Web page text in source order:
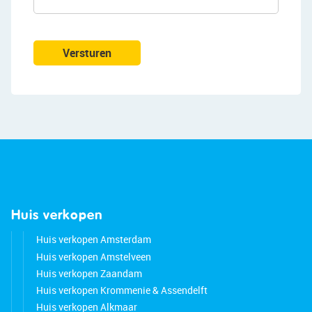
layout with a peaceful setting and unobstructed
Since 2021, the property has been thoroughly
• Plot size 137 m²
• Fully renovated since 2021
• Extension and double dormer
• 4 bedrooms
Versturen
Huis verkopen
Huis verkopen Amsterdam
Huis verkopen Amstelveen
Huis verkopen Zaandam
Huis verkopen Krommenie & Assendelft
Huis verkopen Alkmaar